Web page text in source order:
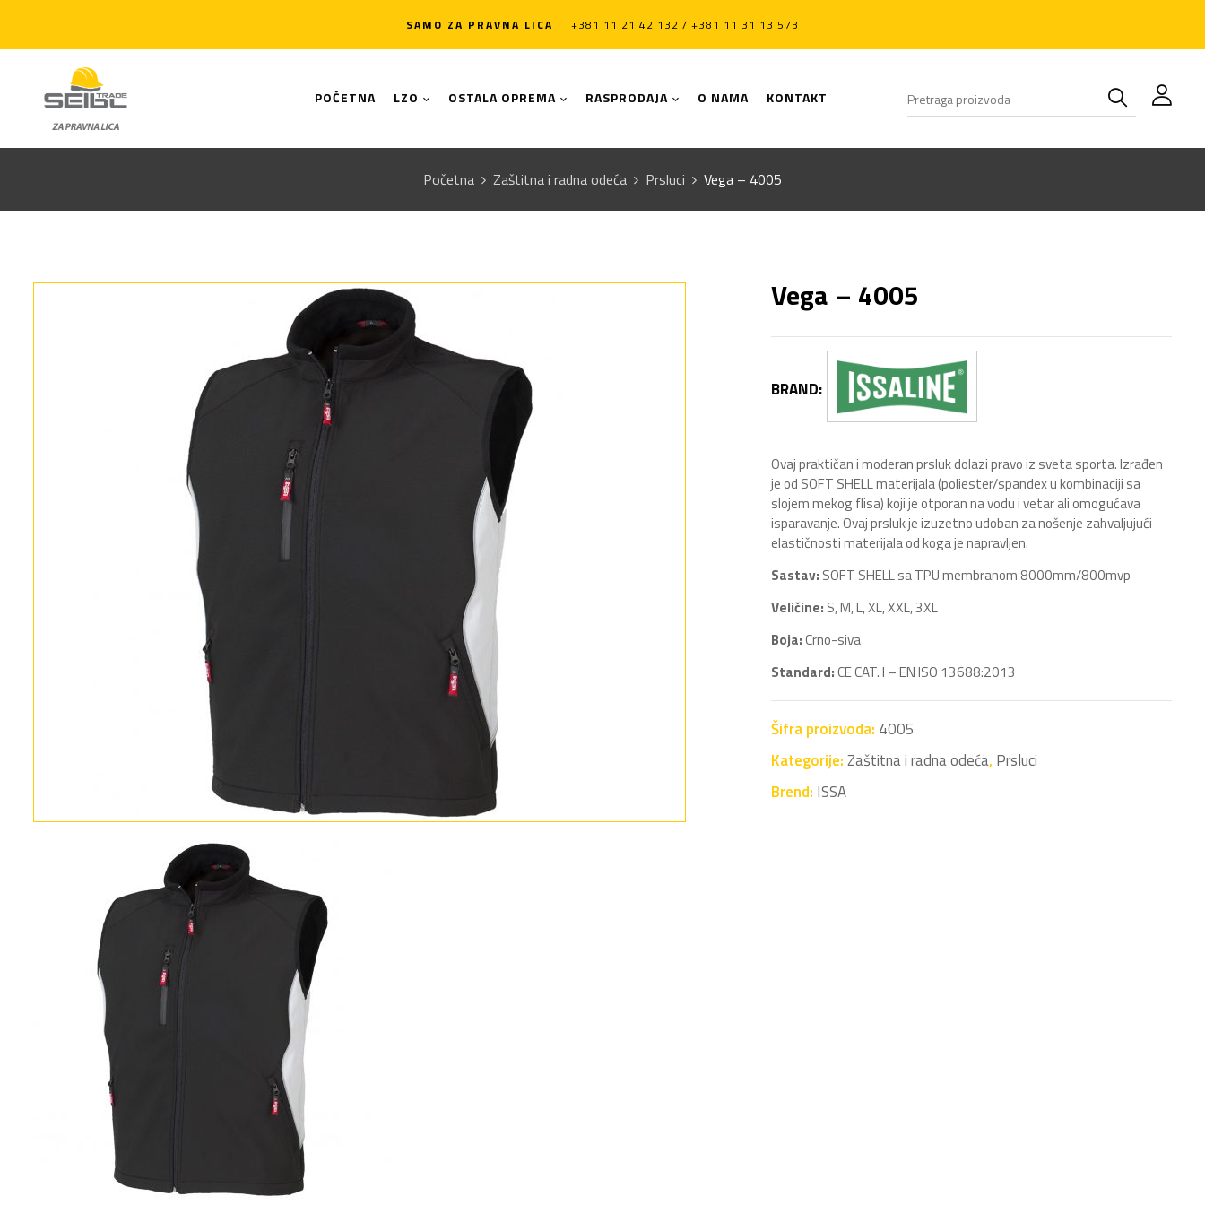
SAMO ZA PRAVNA LICA +381 11 21 42 132 / +381 11 31 13 573
POČETNA LZO OSTALA OPREMA RASPRODAJA O NAMA KONTAKT
Početna Zaštitna i radna odeća Prsluci Vega – 4005
Vega – 4005
BRAND:
Ovaj praktičan i moderan prsluk dolazi pravo iz sveta sporta. Izrađen
je od SOFT SHELL materijala (poliester/spandex u kombinaciji sa
slojem mekog flisa) koji je otporan na vodu i vetar ali omogućava
isparavanje. Ovaj prsluk je izuzetno udoban za nošenje zahvaljujući
elastičnosti materijala od koga je napravljen.
Sastav: SOFT SHELL sa TPU membranom 8000mm/800mvp
Veličine: S, M, L, XL, XXL, 3XL
Boja:Crno-siva
Standard:CE CAT. I – EN ISO 13688:2013
Šifra proizvoda: 4005
Kategorije:Zaštitna i radna odeća,Prsluci
Brend: ISSA